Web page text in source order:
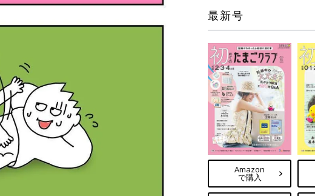
最新号
Amazon
で購入